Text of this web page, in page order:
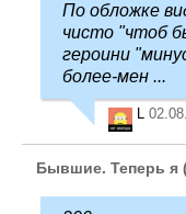
По обложке
чисто "чтоб
героини
более-мен ...
L
Бывшие. Теперь я